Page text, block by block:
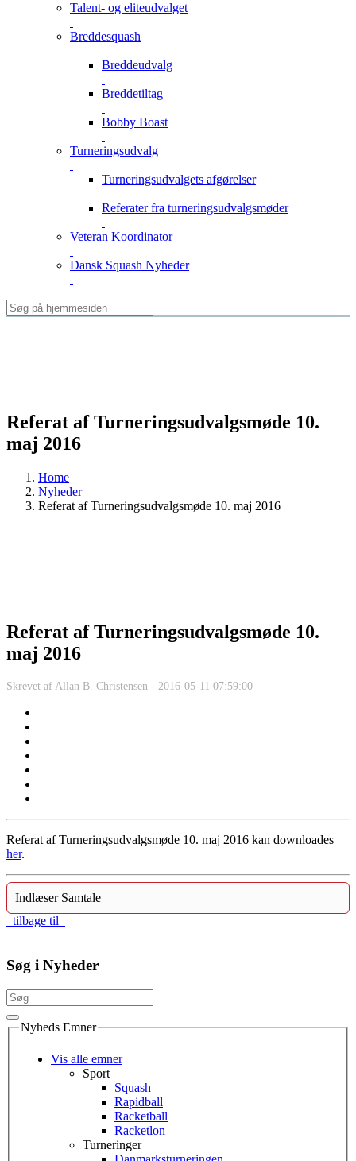
Talent- og eliteudvalget
Breddesquash
Breddeudvalg
Breddetiltag
Bobby Boast
Turneringsudvalg
Turneringsudvalgets afgørelser
Referater fra turneringsudvalgsmøder
Veteran Koordinator
Dansk Squash Nyheder
Referat af Turneringsudvalgsmøde 10.
maj 2016
Home
Nyheder
Referat af Turneringsudvalgsmøde 10. maj 2016
Referat af Turneringsudvalgsmøde 10.
maj 2016
Skrevet af Allan B. Christensen - 2016-05-11 07:59:00
Referat af Turneringsudvalgsmøde 10. maj 2016 kan downloades
her.
Indlæser Samtale
tilbage til
Søg i Nyheder
Nyheds Emner
Vis alle emner
Sport
Squash
Rapidball
Racketball
Racketlon
Turneringer